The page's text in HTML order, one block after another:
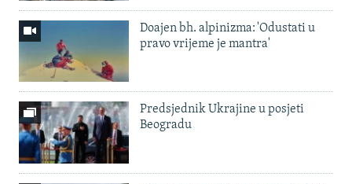
Doajen bh. alpinizma: 'Odustati u
pravo vrijeme je mantra'
Predsjednik Ukrajine u posjeti
Beogradu